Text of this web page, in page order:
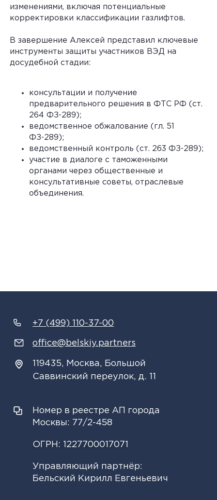
изменениями, включая потенциальные
корректировки классификации газлифтов.
В завершение Алексей представил ключевые
инструменты защиты участников ВЭД на
досудебной стадии:
консультации и получение
предварительного решения в ФТС РФ (ст.
264 ФЗ-289);
ведомственное обжалование (гл. 51
ФЗ-289);
ведомственный контроль (ст. 263 ФЗ-289);
участие в диалоге с таможенными
органами через общественные и
консультативные советы, отраслевые
объединения.
office@belskiy.partners
Саввинский переулок, д. 11
Номер в реестре АП города
Управляющий партнёр:
Бельский Кирилл Евгеньевич
Официальный сайт Адвокатского бюро
города Москвы «Бельский и партнёры»